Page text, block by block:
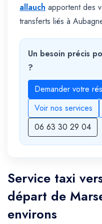
allauch apportent des
transferts liés à
Un besoin précis
?
Demander votre
Voir nos services
06 63 30 29 04
Service taxi
départ de
environs